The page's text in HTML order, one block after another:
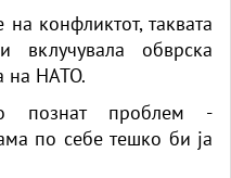
конфликтот, таквата
вклучувала обврска
на НАТО.
познат проблем -
по себе тешко би ја